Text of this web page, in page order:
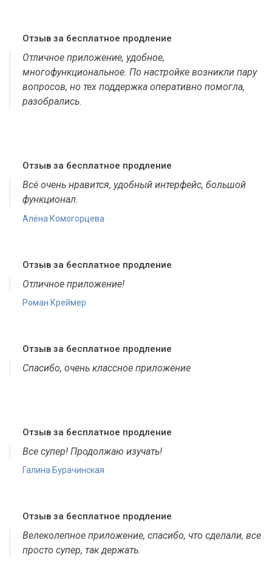
Отзыв за бесплатное продление
Отличное приложение, удобное,
многофункциональное. По настройке возникли пару
вопросов, но тех поддержка оперативно помогла,
разобрались.
Отзыв за бесплатное продление
Всё очень нравится, удобный интерфейс, большой
функционал.
Алёна Комогорцева
Отзыв за бесплатное продление
Отличное приложение!
Роман Креймер
Отзыв за бесплатное продление
Спасибо, очень классное приложение
Отзыв за бесплатное продление
Все супер! Продолжаю изучать!
Галина Бурачинская
Отзыв за бесплатное продление
Велеколепное приложение, спасибо, что сделали, все
просто супер, так держать.